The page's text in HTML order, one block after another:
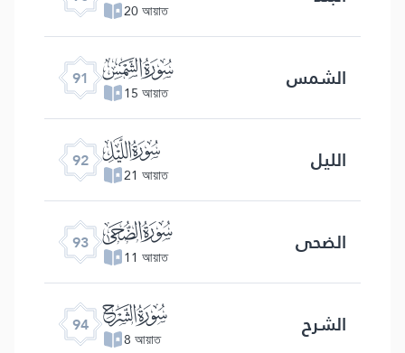
20 আয়াত
91 ﰈ
15 আয়াত الشمس
92 ﰉ
21 আয়াত اللیل
93 ﰊ
11 আয়াত الضحی
94 ﰋ
8 আয়াত الشرح